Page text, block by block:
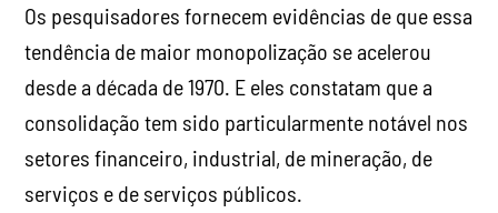
Os pesquisadores fornecem evidências de que essa
tendência de maior monopolização se acelerou
desde a década de 1970. E eles constatam que a
consolidação tem sido particularmente notável nos
setores financeiro, industrial, de mineração, de
serviços e de serviços públicos.